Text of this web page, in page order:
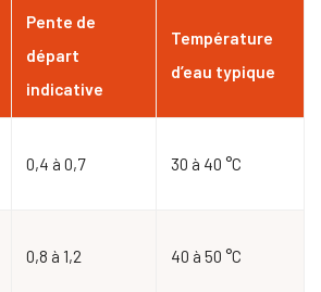
Pente de
départ
indicative
Température
d’eau typique
0,4 à 0,7 30 à 40 °C
0,8 à 1,2 40 à 50 °C